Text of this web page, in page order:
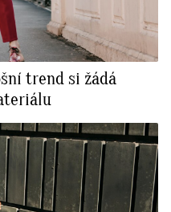
trend si žádá